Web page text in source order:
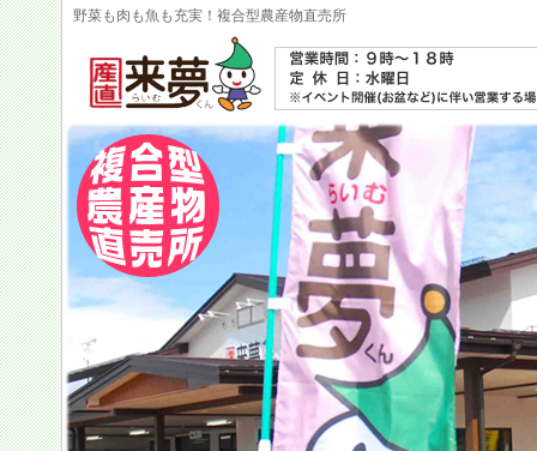
野菜も肉も魚も充実！複合型農産物直売所